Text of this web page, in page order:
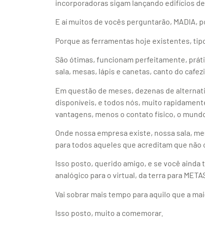
incorporadoras sigam lançando edifícios
E aí muitos de vocês perguntarão, MADIA,
Porque as ferramentas hoje existentes,
São ótimas, funcionam perfeitamente,
sala, mesas, lápis e canetas, canto do
Em questão de meses, dezenas de
disponíveis, e todos nós, muito
vantagens, menos o contato físico, o
Onde nossa empresa existe, nossa sala,
para todos aqueles que acreditam que
Isso posto, querido amigo, e se você ainda
analógico para o virtual, da terra para
Vai sobrar mais tempo para aquilo que a
Isso posto, muito a comemorar.